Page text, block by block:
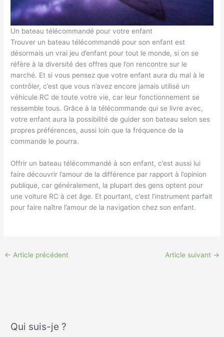
Un bateau télécommandé pour votre enfant
Trouver un bateau télécommandé pour son enfant est
désormais un vrai jeu d’enfant pour tout le monde, si on se
réfère à la diversité des offres que l’on rencontre sur le
marché. Et si vous pensez que votre enfant aura du mal à le
contrôler, c’est que vous n’avez encore jamais utilisé un
véhicule RC de toute votre vie, car leur fonctionnement se
ressemble tous. Grâce à la télécommande qui se livre avec,
votre enfant aura la possibilité de guider son bateau selon ses
propres préférences, aussi loin que la fréquence de la
commande le pourra.
Offrir un bateau télécommandé à son enfant, c’est aussi lui
faire découvrir l’amour de la différence par rapport à l’opinion
publique, car généralement, la plupart des gens optent pour
une voiture RC à cet âge. Et pourtant, c’est l’instrument parfait
pour faire naître l’amour de la navigation chez son enfant.
← Article précédent Article suivant →
Qui suis-je ?